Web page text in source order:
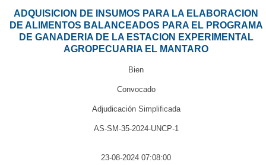
ADQUISICION DE INSUMOS PARA LA ELABORACION
DE ALIMENTOS BALANCEADOS PARA EL PROGRAMA
DE GANADERIA DE LA ESTACION EXPERIMENTAL
AGROPECUARIA EL MANTARO
Bien
Convocado
Adjudicación Simplificada
AS-SM-35-2024-UNCP-1
23-08-2024 07:08:00